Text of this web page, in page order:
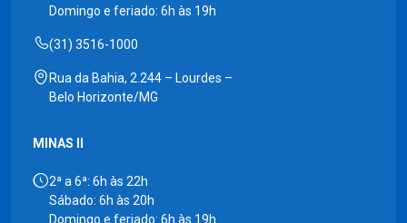
Domingo e feriado: 6h às 19h
(31) 3516-1000
Rua da Bahia, 2.244 – Lourdes –
Belo Horizonte/MG
MINAS II
2ª a 6ª: 6h às 22h
Sábado: 6h às 20h
Domingo e feriado: 6h às 19h